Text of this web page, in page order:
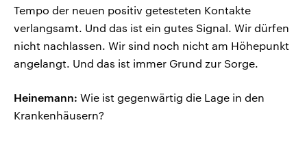
Tempo der neuen positiv getesteten Kontakte
verlangsamt. Und das ist ein gutes Signal. Wir dürfen
nicht nachlassen. Wir sind noch nicht am Höhepunkt
angelangt. Und das ist immer Grund zur Sorge.
Heinemann: Wie ist gegenwärtig die Lage in den
Krankenhäusern?